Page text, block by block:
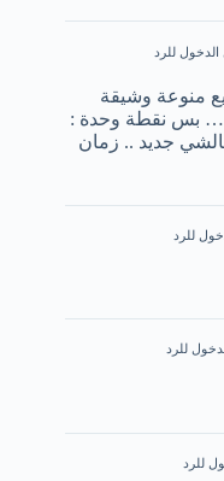
للرد
منوعة وشيقة
… بس نقطة وحدة :
هالشي جديد .. زمان
للرد
للرد
للرد